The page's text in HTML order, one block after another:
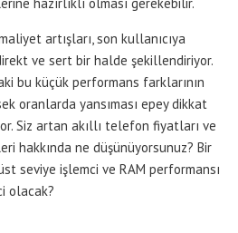
artışları, son kullanıcıya
ve sert bir halde şekillendiriyor.
bu küçük performans farklarının
oranlarda yansıması epey dikkat
Siz artan akıllı telefon fiyatları ve
hakkında ne düşünüyorsunuz? Bir
seviye işlemci ve RAM performansı
olacak?